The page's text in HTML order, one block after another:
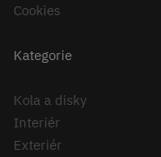
Cookies
Kategorie
Kola a disky
Interiér
Exteriér